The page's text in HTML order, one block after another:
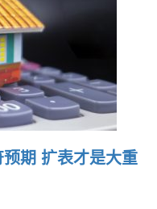
预期 扩表才是大重